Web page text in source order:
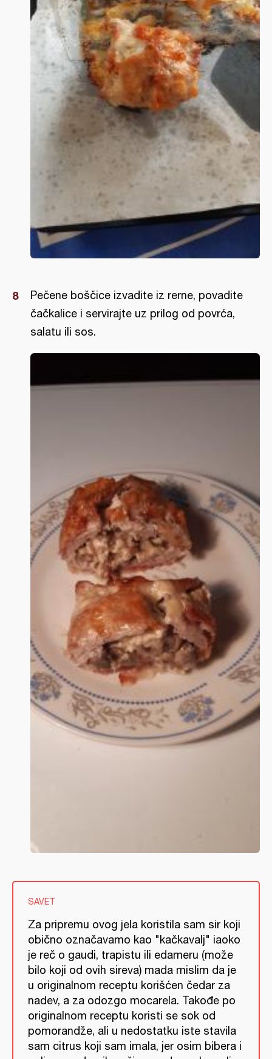
Pečene boščice izvadite iz rerne, povadite
čačkalice i servirajte uz prilog od povrća,
salatu ili sos.
SAVET
Za pripremu ovog jela koristila sam sir koji
obično označavamo kao "kačkavalj" iaoko
je reč o gaudi, trapistu ili edameru (može
bilo koji od ovih sireva) mada mislim da je
u originalnom receptu korišćen čedar za
nadev, a za odozgo mocarela. Takođe po
originalnom receptu koristi se sok od
pomorandže, ali u nedostatku iste stavila
sam citrus koji sam imala, jer osim bibera i